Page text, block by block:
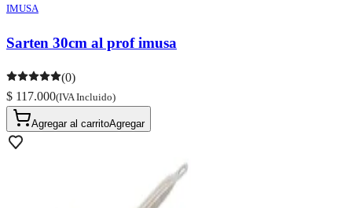
IMUSA
Sarten 30cm al prof imusa
(0)
$ 117.000(IVA Incluido)
Agregar al carritoAgregar